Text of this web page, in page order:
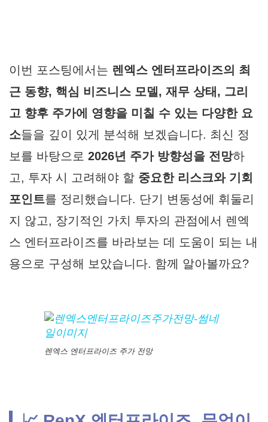
이번 포스팅에서는 렌엑스 엔터프라이즈의 최
근 동향, 핵심 비즈니스 모델, 재무 상태, 그리
고 향후 주가에 영향을 미칠 수 있는 다양한 요
소들을 깊이 있게 분석해 보겠습니다. 최신 정
보를 바탕으로 2026년 주가 방향성을 전망하
고, 투자 시 고려해야 할 중요한 리스크와 기회
포인트를 정리했습니다. 단기 변동성에 휘둘리
지 않고, 장기적인 가치 투자의 관점에서 렌엑
스 엔터프라이즈를 바라보는 데 도움이 되는 내
용으로 구성해 보았습니다. 함께 알아볼까요?
렌엑스 엔터프라이즈 주가 전망